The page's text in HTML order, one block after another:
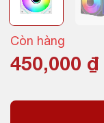
Còn hàng
450,000 ₫